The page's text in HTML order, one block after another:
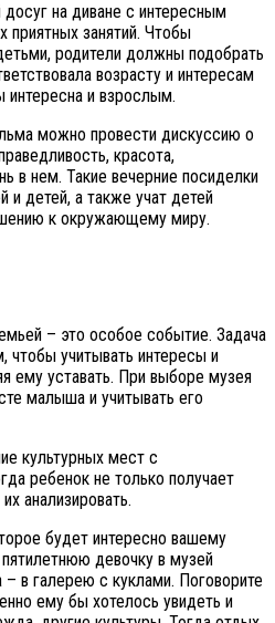
на диване с интересным
занятий. Чтобы
родители должны подобрать
возрасту и интересам
интересна и взрослым.
можно провести дискуссию о
красота,
в нем. Такие вечерние посиделки
и детей, а также учат детей
к окружающему миру.
– это особое событие. Задача
чтобы учитывать интересы и
ему уставать. При выборе музея
малыша и учитывать его
культурных мест с
ребенок не только получает
анализировать.
будет интересно вашему
девочку в музей
в галерею с куклами. Поговорите
ему бы хотелось увидеть и